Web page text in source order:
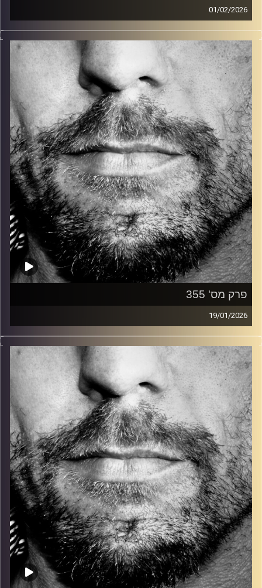
01/02/2026
זיפים, מוזיקה מחוספסת של הופעות חיות. הרבה ג'אם, רוק,
בלוז, bluegrass, ג'אז, Fאנק, פרוגרסיב ואפילו אלקטרוניקה.
כל מה שחי, אמיתי ונושם.
עם שמוליק רגב.
קרדיט תמונות: David Goehring
פרק מס' 355
19/01/2026
זיפים, מוזיקה מחוספסת של הופעות חיות. הרבה ג'אם, רוק,
בלוז, bluegrass, ג'אז, Fאנק, פרוגרסיב ואפילו אלקטרוניקה.
כל מה שחי, אמיתי ונושם.
עם שמוליק רגב.
קרדיט תמונות: David Goehring